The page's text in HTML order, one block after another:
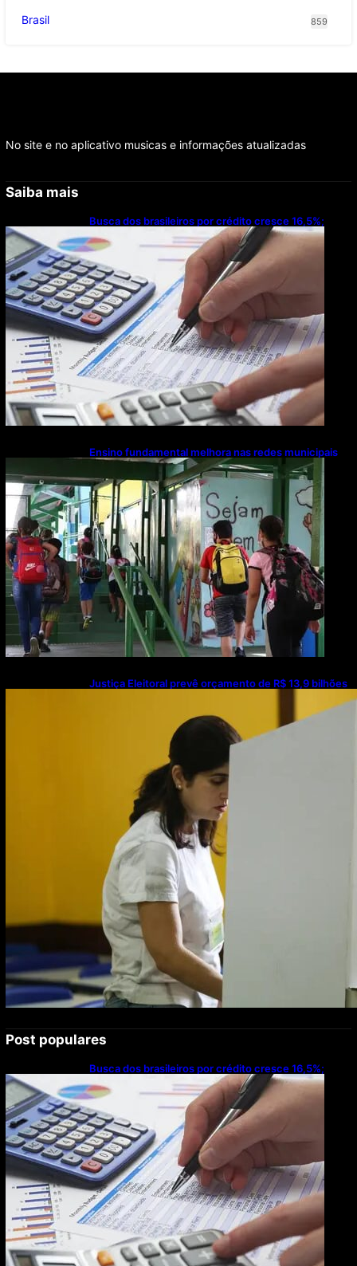
Brasil
859
No site e no aplicativo musicas e informações atualizadas
Saiba mais
Busca dos brasileiros por crédito cresce 16,5%;
Mato Grosso lidera ranking entre estados
Ensino fundamental melhora nas redes municipais
Justiça Eleitoral prevê orçamento de R$ 13,9 bilhões
Post populares
Busca dos brasileiros por crédito cresce 16,5%;
Mato Grosso lidera ranking entre estados